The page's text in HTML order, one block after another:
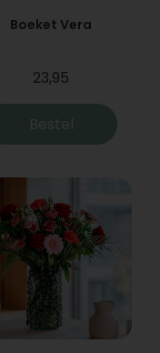
Boeket Vera
23,95
Bestel